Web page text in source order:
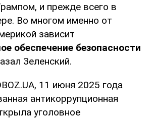
и прежде всего в
Во многом именно от
зависит
обеспечение безопасности
Зеленский.
11 июня 2025 года
антикоррупционная
уголовное